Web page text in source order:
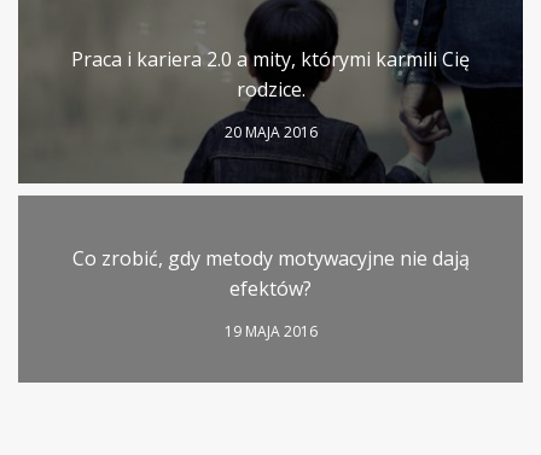
Praca i kariera 2.0 a mity, którymi karmili Cię
rodzice.
20 MAJA 2016
Co zrobić, gdy metody motywacyjne nie dają
efektów?
19 MAJA 2016